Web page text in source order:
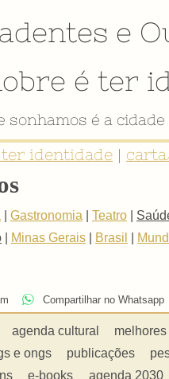
e
é ter
sonhamos é a
identidade |
Gastronomia Teatro
Minas Gerais Brasil
Compartilhar no Whatsapp
agenda cultural
e ongs publicações
e-books agenda 2030